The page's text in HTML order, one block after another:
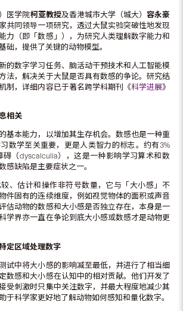
医学院柯亚教授及香港城市大学（城大） 容永豪
共同领导一项研究，透过大鼠实验突破性地发现
力（即「数感」），为研究人类理解数字能力和
础，提供了关键的动物模型。
的数字学习任务、脑活动干预技术和人工智能模
法，解决关于大鼠是否具有数感的争论。研究结
制，详细内容已于著名跨学科期刊《科学进展》
相关
基本能力，以增加其生存机会。数感也是一种重
数学至关重要，更是人类智力的标志。约有3%
碍（dyscalculia），这是一种影响学习算术和数
感缺陷是主要症状之一。
、估计和操作非符号数量，它与「大小感」不
件固有的连续维度，例如视觉物体的面积或声音
估动物的数感和大小感是否独立存在，本身是一
学界亦一直在争论到底大小感或数感才是动物更
定区域处理数字
试中将大小感的影响减至最低，并进行了相当细
数感和大小感在认知中的相对贡献。他们开发了
受刺激时只集中关注数字，并最大程度地减少其
于科学家更好地了解动物如何感知和量化数字。